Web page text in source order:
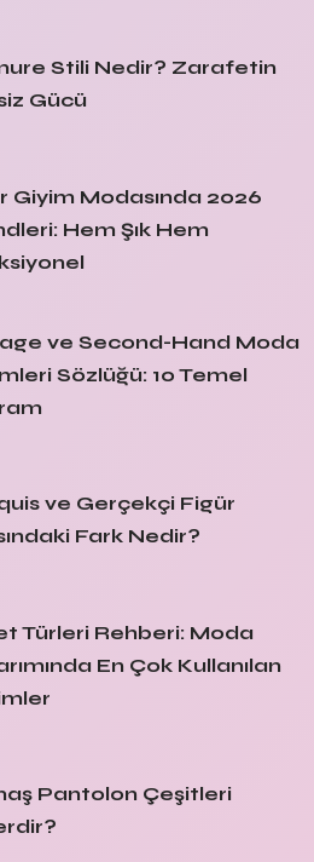
Stili Nedir? Zarafetin
Gücü
Giyim Modasında 2026
Hem Şık Hem
ve Second-Hand Moda
Sözlüğü: 10 Temel
ve Gerçekçi Figür
Fark Nedir?
Türleri Rehberi: Moda
En Çok Kullanılan
Pantolon Çeşitleri